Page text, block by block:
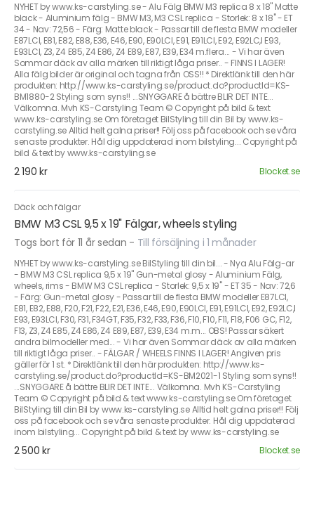
NYHET by www.ks-carstyling.se - Alu Fälg BMW M3 replica 8 x 18" Matte
black - Aluminium fälg - BMW M3, M3 CSL replica - Storlek: 8 x 18" - ET
34 - Nav: 72,56 - Färg: Matte black - Passar till de flesta BMW modeller
E87LCI, E81, E82, E88, E36, E46, E90, E90LCI, E91, E91LCI, E92, E92LC,I E93,
E93LCI, Z3, Z4 E85, Z4 E86, Z4 E89, E87, E39, E34 m.flera... - Vi har även
Sommar däck av alla märken till riktigt låga priser.. - FINNS I LAGER!
Alla fälg bilder är original och tagna från OSS!! * Direktlänk till den här
produkten: http://www.ks-carstyling.se/product.do?productId=KS-
BM1880-2 Styling som syns!! ...SNYGGARE å bättre BLIR DET INTE...
Välkomna. Mvh KS-Carstyling Team © Copyright på bild & text
www.ks-carstyling.se Om företaget BilStyling till din Bil by www.ks-
carstyling.se Alltid helt galna priser!! Följ oss på facebook och se våra
senaste produkter. Hål dig uppdaterad inom bilstyling... Copyright på
bild & text by www.ks-carstyling.se
2 190 kr Blocket.se
Däck och fälgar
BMW M3 CSL 9,5 x 19" Fälgar, wheels styling
Togs bort för 11 år sedan - Till försäljning i 1 månader
NYHET by www.ks-carstyling.se BilStyling till din bil... - Nya Alu Fälg-ar
- BMW M3 CSL replica 9,5 x 19" Gun-metal glosy - Aluminium Fälg,
wheels, rims - BMW M3 CSL replica - Storlek: 9,5 x 19" - ET 35 - Nav: 72,6
- Färg: Gun-metal glosy - Passar till de flesta BMW modeller E87LCI,
E81, E82, E88, F20, F21, F22, E21, E36, E46, E90, E90LCI, E91, E91LCI, E92, E92LC,I
E93, E93LCI, F30, F31, F34GT, F35, F32, F33, F36, F10, F10, F11, F18, F06 GC, F12,
F13, Z3, Z4 E85, Z4 E86, Z4 E89, E87, E39, E34 m.m... OBS! Passar säkert
andra bilmodeller med... - Vi har även Sommar däck av alla märken
till riktigt låga priser.. - FÄLGAR / WHEELS FINNS I LAGER! Angiven pris
gäller för 1 st. * Direktlänk till den här produkten: http://www.ks-
carstyling.se/product.do?productId=KS-BM2021-1 Styling som syns!!
...SNYGGARE å bättre BLIR DET INTE... Välkomna. Mvh KS-Carstyling
Team © Copyright på bild & text www.ks-carstyling.se Om företaget
BilStyling till din Bil by www.ks-carstyling.se Alltid helt galna priser!! Följ
oss på facebook och se våra senaste produkter. Hål dig uppdaterad
inom bilstyling... Copyright på bild & text by www.ks-carstyling.se
2 500 kr Blocket.se